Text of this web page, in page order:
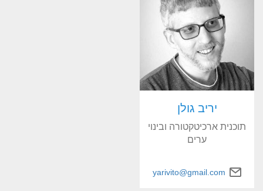
יריב גולן
תוכנית ארכיטקטורה ובינוי
ערים
yarivito@gmail.com